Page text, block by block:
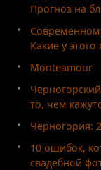
Прогноз на
Какие у
Monteamour
то, чем
Черногория:
10 ошибок,
свадебной